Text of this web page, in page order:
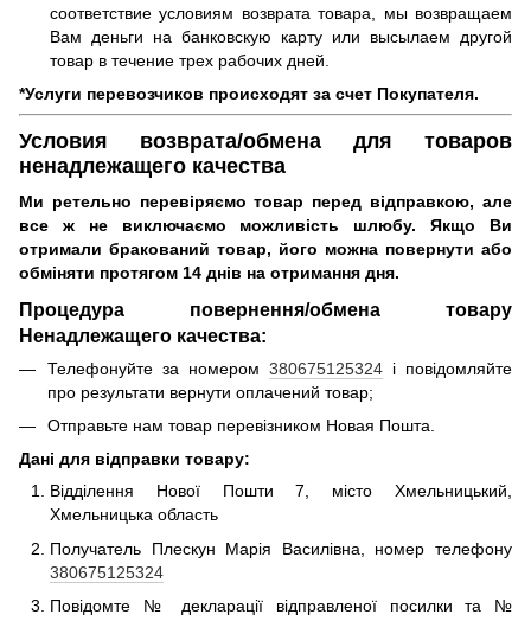
соответствие условиям возврата товара, мы возвращаем
Вам деньги на банковскую карту или высылаем другой
товар в течение трех рабочих дней.
*Услуги перевозчиков происходят за счет Покупателя.
Условия возврата/обмена для товаров
ненадлежащего качества
Ми ретельно перевіряємо товар перед відправкою, але
все ж не виключаємо можливість шлюбу.Якщо Ви
отримали бракований товар, його можна повернути або
обміняти протягом 14 днів на отримання дня.
Процедура повернення/обмена товару
Ненадлежащего качества:
Телефонуйте за номером 380675125324 і повідомляйте
про результати вернути оплачений товар;
Отправьте нам товар перевізником Новая Пошта.
Дані для відправки товару:
Відділення Нової Пошти 7, місто Хмельницький,
Хмельницька область
Получатель Плескун Марія Василівна, номер телефону
380675125324
Повідомте № декларації відправленої посилки та №